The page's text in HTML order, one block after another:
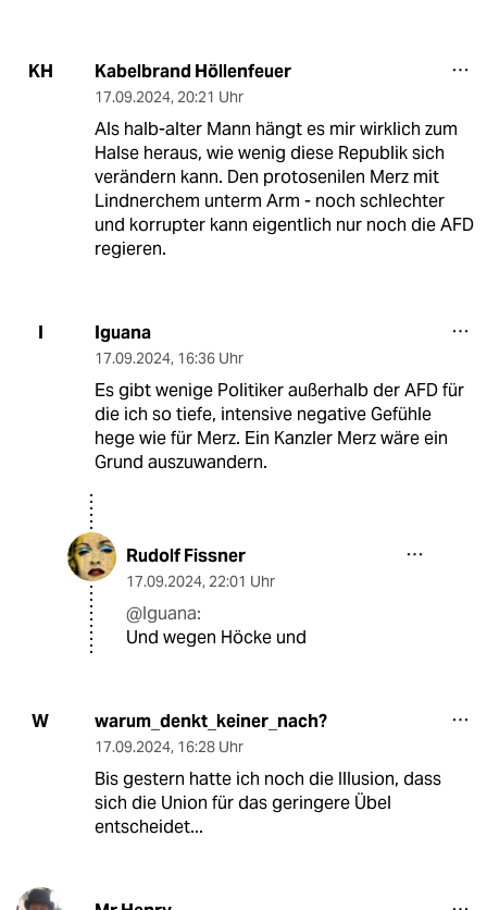
KH Kabelbrand Höllenfeuer
17.09.2024, 20:21 Uhr
Als halb-alter Mann hängt es mir wirklich zum
Halse heraus, wie wenig diese Republik sich
verändern kann. Den protosenilen Merz mit
Lindnerchem unterm Arm - noch schlechter
und korrupter kann eigentlich nur noch die AFD
regieren.
I Iguana
17.09.2024, 16:36 Uhr
Es gibt wenige Politiker außerhalb der AFD für
die ich so tiefe, intensive negative Gefühle
hege wie für Merz. Ein Kanzler Merz wäre ein
Grund auszuwandern.
Rudolf Fissner
17.09.2024, 22:01 Uhr
@Iguana:
Und wegen Höcke und
W warum_denkt_keiner_nach?
17.09.2024, 16:28 Uhr
Bis gestern hatte ich noch die Illusion, dass
sich die Union für das geringere Übel
entscheidet...